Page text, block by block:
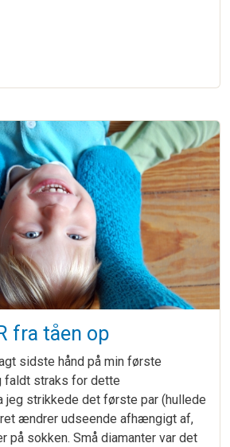
fra tåen op
sidste hånd på min første
faldt straks for dette
jeg strikkede det første par (hullede
ændrer udseende afhængigt af,
på sokken. Små diamanter var det